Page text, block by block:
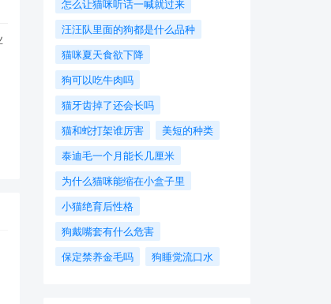
怎么让猫咪听话一喊就过来
汪汪队里面的狗都是什么品种
猫咪夏天食欲下降
狗可以吃牛肉吗
猫牙齿掉了还会长吗
猫和蛇打架谁厉害
美短的种类
泰迪毛一个月能长几厘米
为什么猫咪能缩在小盒子里
小猫绝育后性格
狗戴嘴套有什么危害
保定禁养金毛吗
狗睡觉流口水